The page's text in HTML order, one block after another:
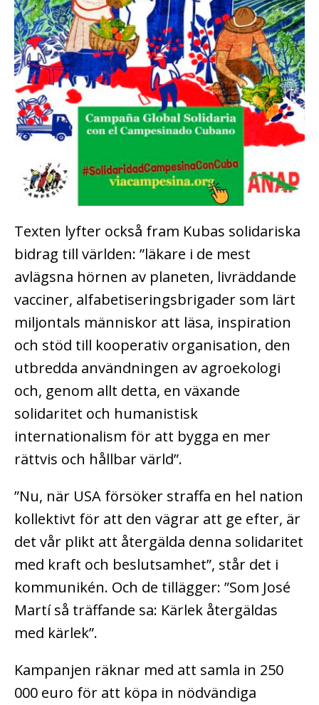
Texten lyfter också fram Kubas solidariska
bidrag till världen: ”läkare i de mest
avlägsna hörnen av planeten, livräddande
vacciner, alfabetiseringsbrigader som lärt
miljontals människor att läsa, inspiration
och stöd till kooperativ organisation, den
utbredda användningen av agroekologi
och, genom allt detta, en växande
solidaritet och humanistisk
internationalism för att bygga en mer
rättvis och hållbar värld”.
”Nu, när USA försöker straffa en hel nation
kollektivt för att den vägrar att ge efter, är
det vår plikt att återgälda denna solidaritet
med kraft och beslutsamhet”, står det i
kommunikén. Och de tillägger: ”Som José
Martí så träffande sa: Kärlek återgäldas
med kärlek”.
Kampanjen räknar med att samla in 250
000 euro för att köpa in nödvändiga